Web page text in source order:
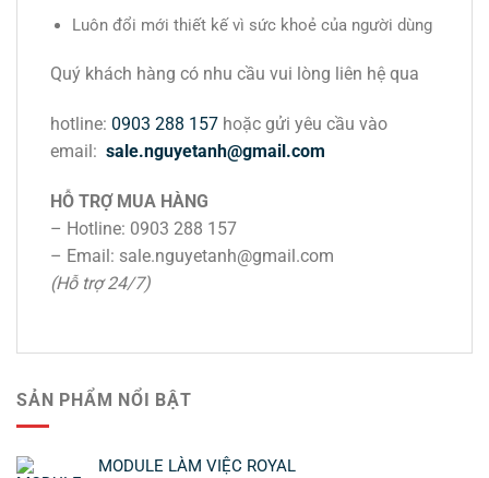
Luôn đổi mới thiết kế vì sức khoẻ của người dùng
Quý khách hàng có nhu cầu vui lòng liên hệ qua
hotline: 0903 288 157 hoặc gửi yêu cầu vào
email: sale.nguyetanh@gmail.com
HỖ TRỢ MUA HÀNG
– Hotline: 0903 288 157
– Email: sale.nguyetanh@gmail.com
(Hỗ trợ 24/7)
SẢN PHẨM NỔI BẬT
MODULE LÀM VIỆC ROYAL